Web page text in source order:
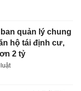
quản lý chung
hộ tái định cư,
2 tỷ